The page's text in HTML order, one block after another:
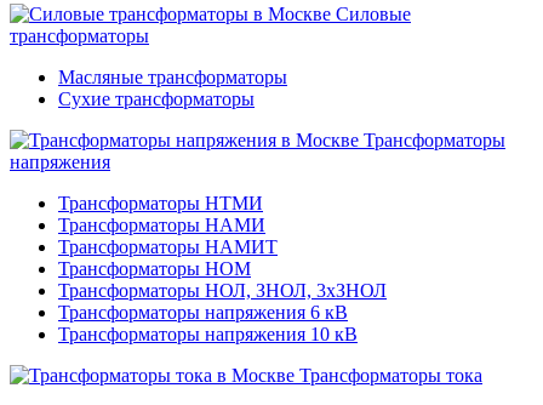
Силовые
трансформаторы
Масляные трансформаторы
Сухие трансформаторы
Трансформаторы
напряжения
Трансформаторы НТМИ
Трансформаторы НАМИ
Трансформаторы НАМИТ
Трансформаторы НОМ
Трансформаторы НОЛ, ЗНОЛ, 3хЗНОЛ
Трансформаторы напряжения 6 кВ
Трансформаторы напряжения 10 кВ
Трансформаторы тока